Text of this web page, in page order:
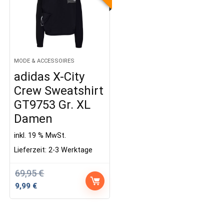
MODE & ACCESSOIRES
adidas X-City
Crew Sweatshirt
GT9753 Gr. XL
Damen
69,95€
Ursprünglicher
9,99 €Aktueller
inkl. 19 % MwSt.
Lieferzeit:2-3 Werktage